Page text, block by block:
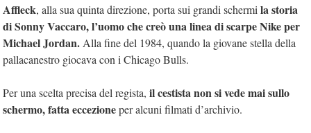
Affleck, alla sua quinta direzione, porta sui grandi schermi la storia
di Sonny Vaccaro, l’uomo che creò una linea di scarpe Nike per
Michael Jordan. Alla fine del 1984, quando la giovane stella della
pallacanestro giocava con i Chicago Bulls.
Per una scelta precisa del regista, il cestista non si vede mai sullo
schermo, fatta eccezioneper alcuni filmati d’archivio.